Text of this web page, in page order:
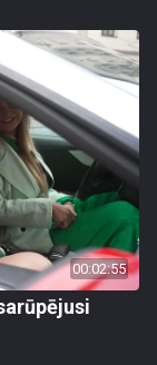
00:02:55